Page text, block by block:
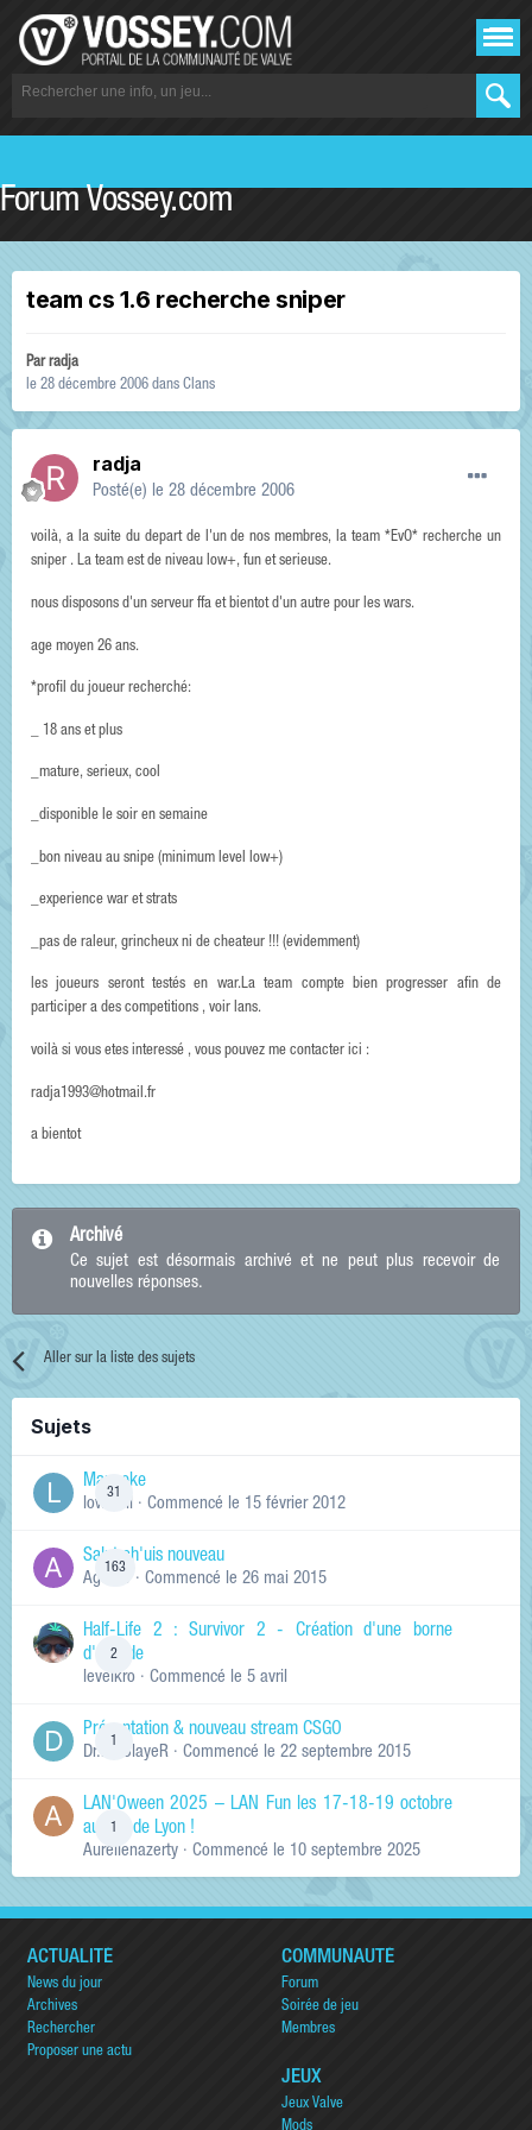
Forum Vossey.com
team cs 1.6 recherche sniper
Parradja
le 28 décembre 2006 dans Clans
radja
Posté(e) le 28 décembre 2006
voilà, a la suite du depart de l'un de nos membres, la team *EvO* recherche un
sniper . La team est de niveau low+, fun et serieuse.
nous disposons d'un serveur ffa et bientot d'un autre pour les wars.
age moyen 26 ans.
*profil du joueur recherché:
_ 18 ans et plus
_mature, serieux, cool
_disponible le soir en semaine
_bon niveau au snipe (minimum level low+)
_experience war et strats
_pas de raleur, grincheux ni de cheateur !!! (evidemment)
les joueurs seront testés en war.La team compte bien progresser afin de
participer a des competitions , voir lans.
voilà si vous etes interessé , vous pouvez me contacter ici :
radja1993@hotmail.fr
a bientot
Archivé
Ce sujet est désormais archivé et ne peut plus recevoir de
nouvelles réponses.
Aller sur la liste des sujets
Sujets
31
Manneke
lowskill · Commencé le 15 février 2012
163
Salut ch'uis nouveau
Ag0Nie · Commencé le 26 mai 2015
2
Half-Life 2 : Survivor 2 - Création d'une borne
d'arcade
levelkro · Commencé le 5 avril
Présentation & nouveau stream CSGO
Dr.KinSlayeR · Commencé le 22 septembre 2015
LAN'Oween 2025 – LAN Fun les 17-18-19 octobre
au sud de Lyon !
Aurelienazerty · Commencé le 10 septembre 2025
ACTUALITÉ
News du jour
Archives
Rechercher
Proposer une actu
COMMUNAUTÉ
Forum
Soirée de jeu
Membres
JEUX
Jeux Valve